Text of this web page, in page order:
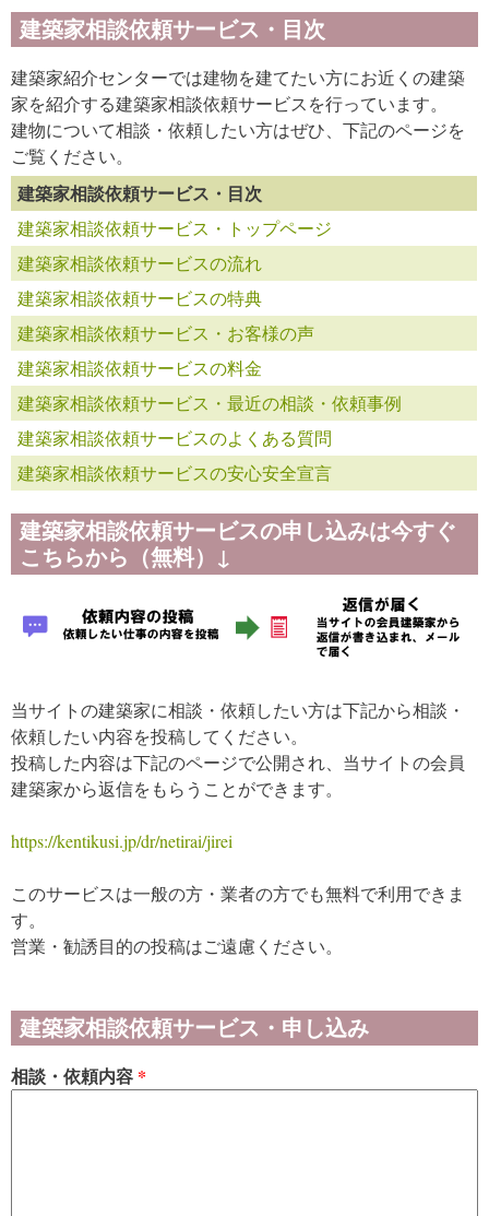
建築家相談依頼サービス・目次
建築家紹介センターでは建物を建てたい方にお近くの建築
家を紹介する建築家相談依頼サービスを行っています。
建物について相談・依頼したい方はぜひ、下記のページを
ご覧ください。
建築家相談依頼サービス・目次
建築家相談依頼サービス・トップページ
建築家相談依頼サービスの流れ
建築家相談依頼サービスの特典
建築家相談依頼サービス・お客様の声
建築家相談依頼サービスの料金
建築家相談依頼サービス・最近の相談・依頼事例
建築家相談依頼サービスのよくある質問
建築家相談依頼サービスの安心安全宣言
建築家相談依頼サービスの申し込みは今すぐ
こちらから（無料）↓
当サイトの建築家に相談・依頼したい方は下記から相談・
依頼したい内容を投稿してください。
投稿した内容は下記のページで公開され、当サイトの会員
建築家から返信をもらうことができます。
https://kentikusi.jp/dr/netirai/jirei
このサービスは一般の方・業者の方でも無料で利用できま
す。
営業・勧誘目的の投稿はご遠慮ください。
建築家相談依頼サービス・申し込み
相談・依頼内容 *